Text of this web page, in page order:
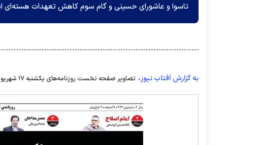
تاسوا و عاشورای حسینی و گام سوم کاهش تعهدات هسته‌ای
به گزارش آفتاب نیوز، تصاویر صفحه نخست روزنامه‌های یکشنبه ۱۷ شهریور ۹۸ را در ادامه مشاهده می کنید.